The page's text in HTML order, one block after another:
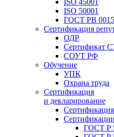
ISO 45001
ISO 50001
ГОСТ РВ 0015
Сертификация
ОДР
Сертификат
СОУТ РФ
Обучение
УПК
Охрана труда
Сертификация
и декларирование
ГОСТ Р